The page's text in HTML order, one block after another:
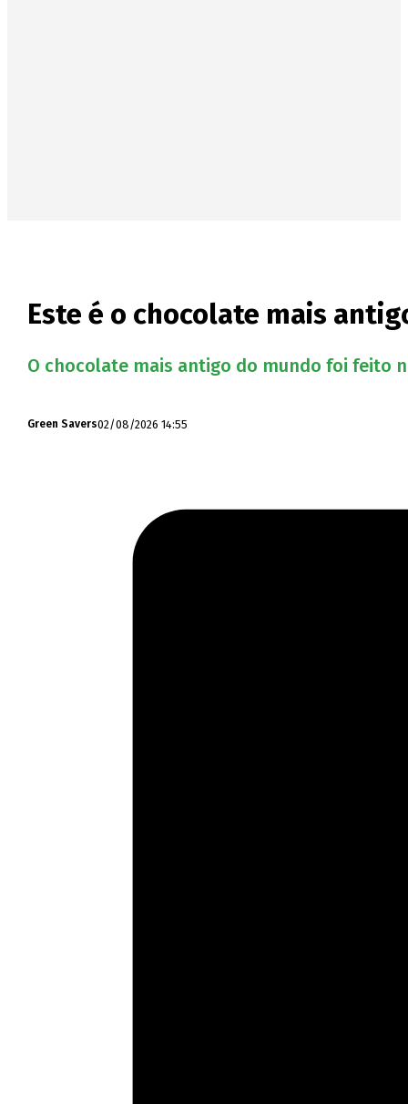
Este é o chocolate mais
O chocolate mais antigo do mundo foi feito
Green Savers02/08/2026 14:55